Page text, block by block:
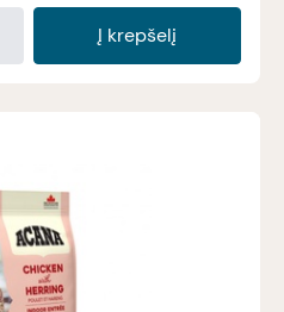
Į krepšelį